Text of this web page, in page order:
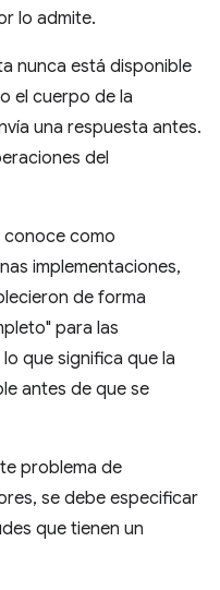
lo admite.
nunca está disponible
el cuerpo de la
una respuesta antes.
del
como
implementaciones,
de forma
para las
que significa que la
antes de que se
problema de
se debe especificar
que tienen un